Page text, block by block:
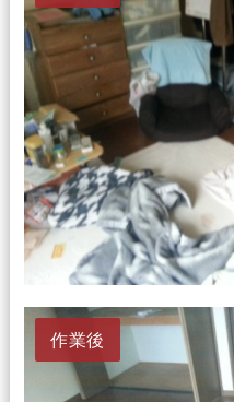
作業後